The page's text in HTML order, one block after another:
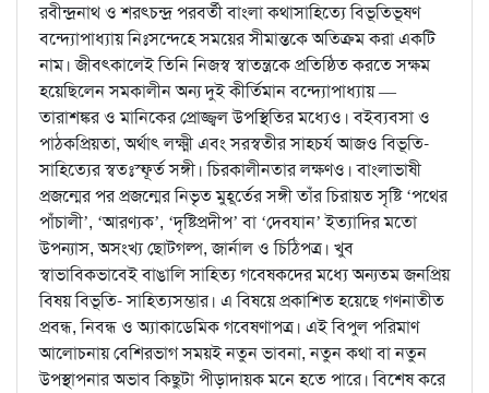
রবীন্দ্রনাথ ও শরৎচন্দ্র পরবর্তী বাংলা কথাসাহিত্যে বিভূতিভূষণ
বন্দ্যোপাধ্যায় নিঃসন্দেহে সময়ের সীমান্তকে অতিক্রম করা একটি
নাম। জীবৎকালেই তিনি নিজস্ব স্বাতন্ত্রকে প্রতিষ্ঠিত করতে সক্ষম
হয়েছিলেন সমকালীন অন্য দুই কীর্তিমান বন্দ্যোপাধ্যায় —
তারাশঙ্কর ও মানিকের প্রোজ্জ্বল উপস্থিতির মধ্যেও। বইব্যবসা ও
পাঠকপ্রিয়তা, অর্থাৎ লক্ষ্মী এবং সরস্বতীর সাহচর্য আজও বিভূতি-
সাহিত্যের স্বতঃস্ফূর্ত সঙ্গী। চিরকালীনতার লক্ষণও। বাংলাভাষী
প্রজন্মের পর প্রজন্মের নিভৃত মুহূর্তের সঙ্গী তাঁর চিরায়ত সৃষ্টি ‘পথের
পাঁচালী’, ‘আরণ্যক’, ‘দৃষ্টিপ্রদীপ’ বা ‘দেবযান’ ইত্যাদির মতো
উপন্যাস, অসংখ্য ছোটগল্প, জার্নাল ও চিঠিপত্র। খুব
স্বাভাবিকভাবেই বাঙালি সাহিত্য গবেষকদের মধ্যে অন্যতম জনপ্রিয়
বিষয় বিভূতি- সাহিত্যসম্ভার। এ বিষয়ে প্রকাশিত হয়েছে গণনাতীত
প্রবন্ধ, নিবন্ধ ও অ্যাকাডেমিক গবেষণাপত্র। এই বিপুল পরিমাণ
আলোচনায় বেশিরভাগ সময়ই নতুন ভাবনা, নতুন কথা বা নতুন
উপস্থাপনার অভাব কিছুটা পীড়াদায়ক মনে হতে পারে। বিশেষ করে